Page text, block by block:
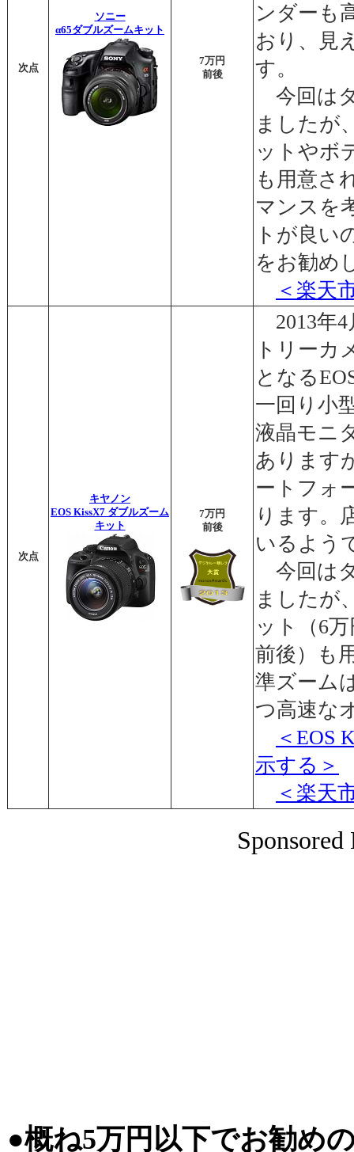
次点
ソニー
α65ダブルズームキット
7万円
前後
ンダーも
おり、見
す。
今回は
ましたが
ットやボ
も用意さ
マンスを
トが良い
をお勧め
＜楽天
次点
キヤノン
EOS KissX7 ダブルズーム
キット
7万円
前後
2013年4
トリーカ
となる
一回り小
液晶モニ
あります
ートフォ
ります。
いるよう
今回は
ましたが
ット（6
前後）も
準ズーム
つ高速な
＜EOS
示する＞
＜楽天
●概ね5万円以下でお勧め